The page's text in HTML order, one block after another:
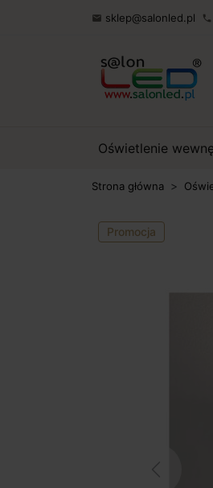
 sklep@salonled.pl phone
Oświetlenie
Strona główna
Promocja